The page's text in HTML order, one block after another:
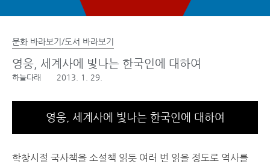
문화 바라보기/도서 바라보기
영웅, 세계사에 빛나는 한국인에 대하여
하늘다래 2013. 1. 29.
영웅, 세계사에 빛나는 한국인에 대하여
학창시절 국사책을 소설책 읽듯 여러 번 읽을 정도로 역사를